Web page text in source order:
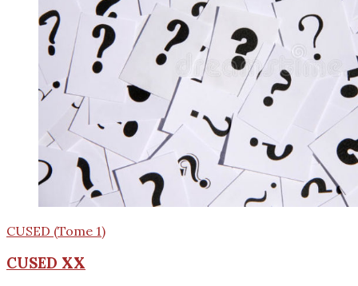
CUSED (Tome 1)
CUSED XX